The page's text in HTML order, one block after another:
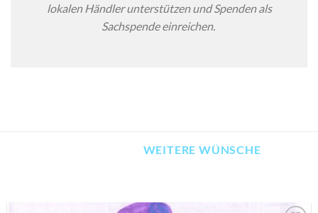
lokalen Händler unterstützen und Spenden als
Sachspende einreichen.
WEITERE WÜNSCHE